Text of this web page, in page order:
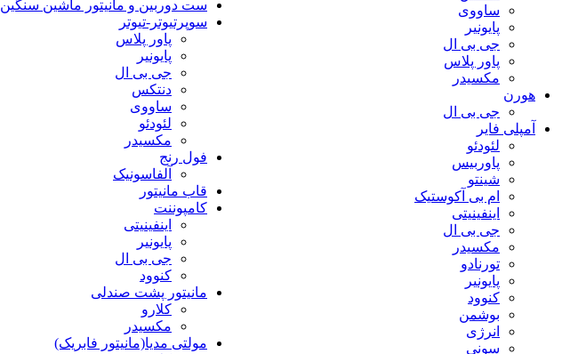
ست دوربین و مانیتور ماشین سنگین
سوپرتیوتر-تیوتر
پاور پلاس
پایونیر
جی بی ال
دنتکس
ساووی
لئودئو
مکسیدر
فول رنج
آلفاسونیک
قاب مانیتور
کامپوننت
اینفینیتی
پایونیر
جی بی ال
کنوود
مانیتور پشت صندلی
کلارو
مکسیدر
مولتی مدیا(مانیتور فابریک)
ساووی
پایونیر
جی بی ال
پاور پلاس
مکسیدر
هورن
جی بی ال
آمپلی فایر
لئودئو
پاوربیس
شینتو
ام بی آکوستیک
اینفینیتی
جی بی ال
مکسیدر
تورنادو
پایونیر
کنوود
بوشمن
انرژی
سونی